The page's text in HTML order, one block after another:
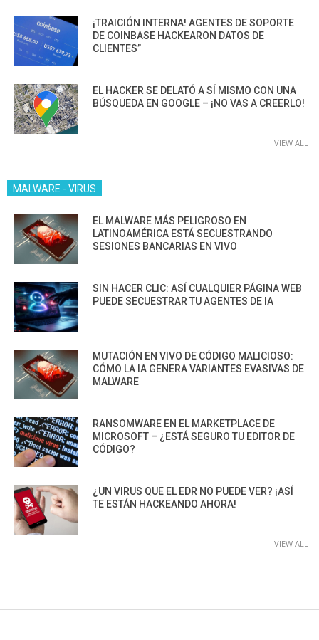
¡TRAICIÓN INTERNA! AGENTES DE SOPORTE
DE COINBASE HACKEARON DATOS DE
CLIENTES”
EL HACKER SE DELATÓ A SÍ MISMO CON UNA
BÚSQUEDA EN GOOGLE – ¡NO VAS A CREERLO!
VIEW ALL
MALWARE - VIRUS
EL MALWARE MÁS PELIGROSO EN
LATINOAMÉRICA ESTÁ SECUESTRANDO
SESIONES BANCARIAS EN VIVO
SIN HACER CLIC: ASÍ CUALQUIER PÁGINA WEB
PUEDE SECUESTRAR TU AGENTES DE IA
MUTACIÓN EN VIVO DE CÓDIGO MALICIOSO:
CÓMO LA IA GENERA VARIANTES EVASIVAS DE
MALWARE
RANSOMWARE EN EL MARKETPLACE DE
MICROSOFT – ¿ESTÁ SEGURO TU EDITOR DE
CÓDIGO?
¿UN VIRUS QUE EL EDR NO PUEDE VER? ¡ASÍ
TE ESTÁN HACKEANDO AHORA!
VIEW ALL